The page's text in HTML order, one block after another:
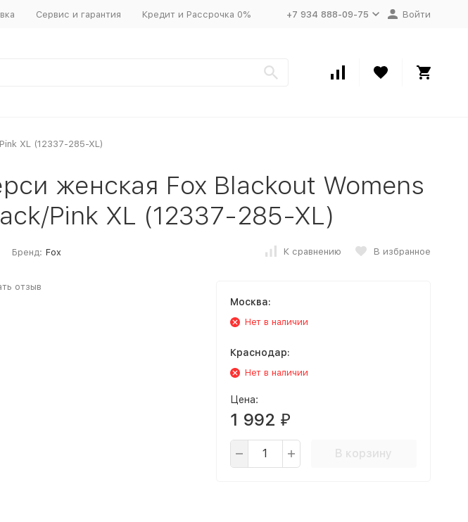
Сервис и гарантия Кредит и Рассрочка 0% +7 934 888-09-75 Войти
XL (12337-285-XL)
женская Fox Blackout Womens
Pink XL (12337-285-XL)
Бренд: Fox К сравнению В избранное
отзыв
Москва:
Нет в наличии
Краснодар:
Нет в наличии
Цена:
1 992 ₽
В корзину